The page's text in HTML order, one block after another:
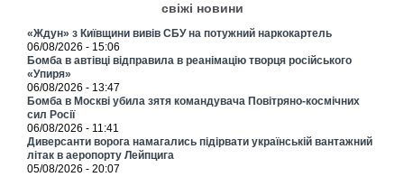
свіжі новини
«Ждун» з Київщини вивів СБУ на потужний наркокартель
06/08/2026 - 15:06
Бомба в автівці відправила в реанімацію творця російського
«Упиря»
06/08/2026 - 13:47
Бомба в Москві убила зятя командувача Повітряно-космічних
сил Росії
06/08/2026 - 11:41
Диверсанти ворога намагались підірвати українській вантажний
літак в аеропорту Лейпцига
05/08/2026 - 20:07